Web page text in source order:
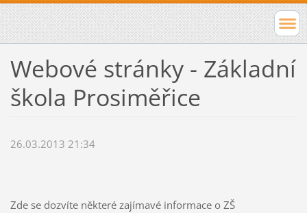
Webové stránky - Základní
škola Prosiměřice
26.03.2013 21:34
Zde se dozvíte některé zajímavé informace o ZŠ